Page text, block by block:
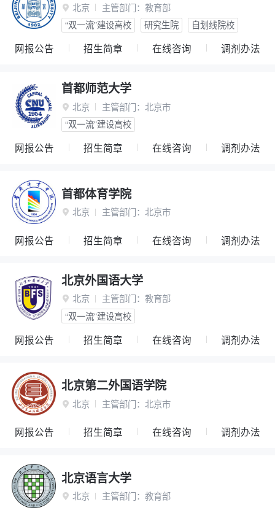
 北京 主管部门： 教育部
“双一流”建设高校
研究生院 自划线院校
网报公告 招生简章 在线咨询 调剂办法
首都师范大学
 北京 主管部门： 北京市
“双一流”建设高校
网报公告 招生简章 在线咨询 调剂办法
首都体育学院
 北京 主管部门： 北京市
网报公告 招生简章 在线咨询 调剂办法
北京外国语大学
 北京 主管部门： 教育部
“双一流”建设高校
网报公告 招生简章 在线咨询 调剂办法
北京第二外国语学院
 北京 主管部门： 北京市
网报公告 招生简章 在线咨询 调剂办法
北京语言大学
 北京 主管部门： 教育部